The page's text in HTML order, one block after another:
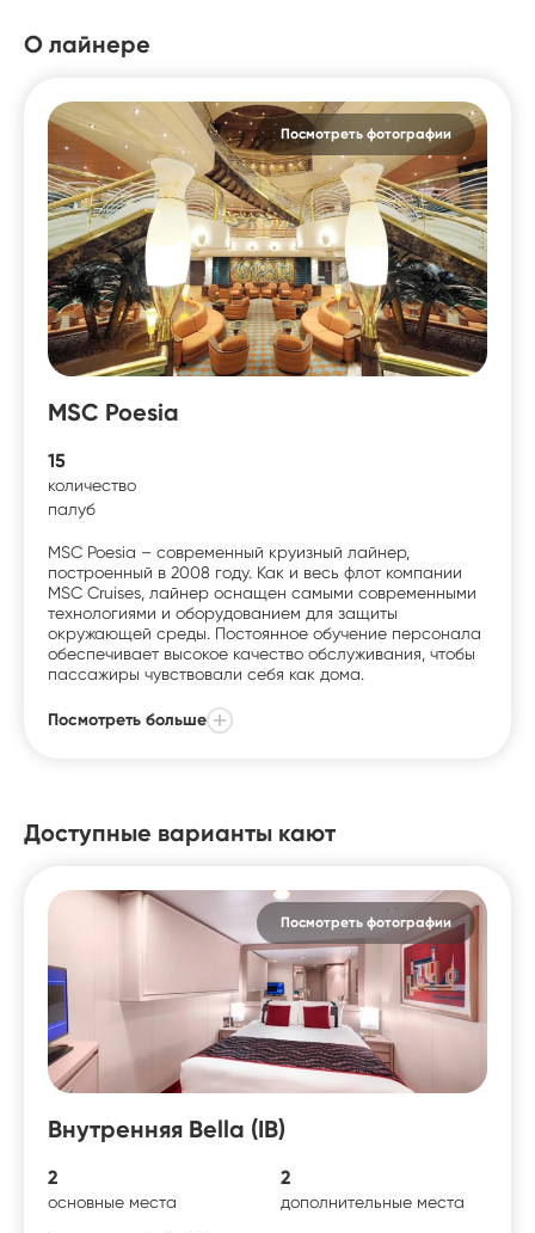
О лайнере
Посмотреть фотографии
MSC Poesia
15
количество
палуб
MSC Poesia – современный круизный лайнер,
построенный в 2008 году. Как и весь флот компании
MSC Cruises, лайнер оснащен самыми современными
технологиями и оборудованием для защиты
окружающей среды. Постоянное обучение персонала
обеспечивает высокое качество обслуживания, чтобы
пассажиры чувствовали себя как дома.
Посмотреть больше
Доступные варианты кают
Посмотреть фотографии
Внутренняя Bella (IB)
2
основные места
2
дополнительные места